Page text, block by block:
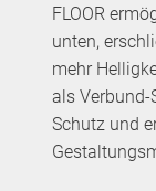
FLOOR
unten,
mehr
als
Schutz und